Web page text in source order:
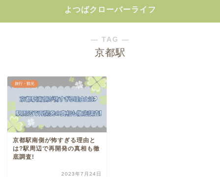
よつばクローバーライフ
― TAG ―
京都駅
旅行・観光
京都駅南側が怖すぎる理由と
は?駅周辺で再開発の真相も徹
底調査!
2023年7月24日